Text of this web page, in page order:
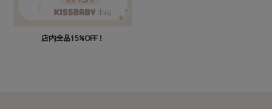
店内全品15%OFF！